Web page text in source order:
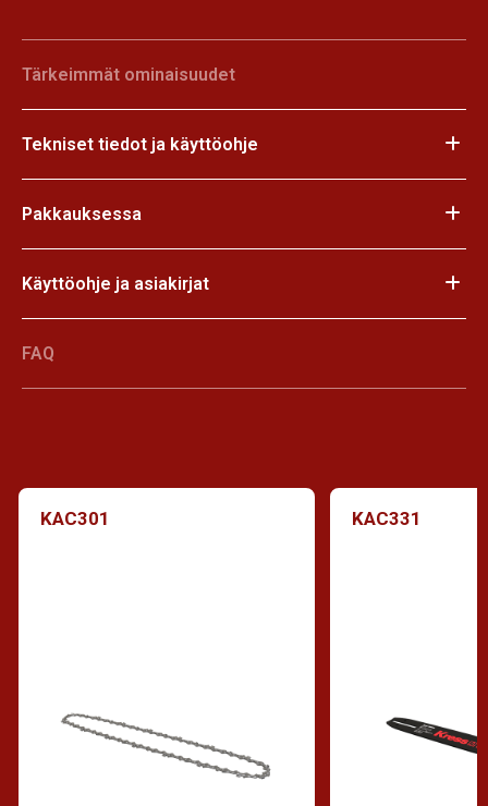
Tärkeimmät ominaisuudet
Tekniset tiedot ja käyttöohje
Pakkauksessa
Käyttöohje ja asiakirjat
FAQ
KAC301 KAC331